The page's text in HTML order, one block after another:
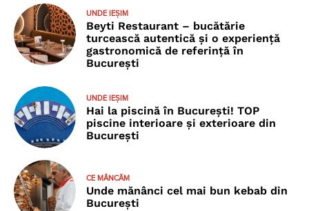
UNDE IEȘIM
Beyti Restaurant – bucătărie
turcească autentică și o experiență
gastronomică de referință în
București
UNDE IEȘIM
Hai la piscină în București! TOP
piscine interioare și exterioare din
București
CE MÂNCĂM
Unde mănânci cel mai bun kebab din
București